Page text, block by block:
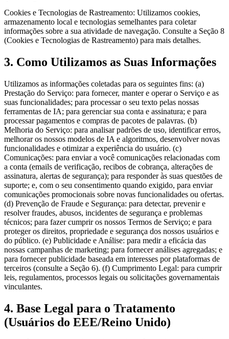
Cookies e Tecnologias de Rastreamento: Utilizamos cookies,
armazenamento local e tecnologias semelhantes para coletar
informações sobre a sua atividade de navegação. Consulte a Seção 8
(Cookies e Tecnologias de Rastreamento) para mais detalhes.
3. Como Utilizamos as Suas Informações
Utilizamos as informações coletadas para os seguintes fins: (a)
Prestação do Serviço: para fornecer, manter e operar o Serviço e as
suas funcionalidades; para processar o seu texto pelas nossas
ferramentas de IA; para gerenciar sua conta e assinatura; e para
processar pagamentos e compras de pacotes de palavras. (b)
Melhoria do Serviço: para analisar padrões de uso, identificar erros,
melhorar os nossos modelos de IA e algoritmos, desenvolver novas
funcionalidades e otimizar a experiência do usuário. (c)
Comunicações: para enviar a você comunicações relacionadas com
a conta (emails de verificação, recibos de cobrança, alterações de
assinatura, alertas de segurança); para responder às suas questões de
suporte; e, com o seu consentimento quando exigido, para enviar
comunicações promocionais sobre novas funcionalidades ou ofertas.
(d) Prevenção de Fraude e Segurança: para detectar, prevenir e
resolver fraudes, abusos, incidentes de segurança e problemas
técnicos; para fazer cumprir os nossos Termos de Serviço; e para
proteger os direitos, propriedade e segurança dos nossos usuários e
do público. (e) Publicidade e Análise: para medir a eficácia das
nossas campanhas de marketing; para fornecer análises agregadas; e
para fornecer publicidade baseada em interesses por plataformas de
terceiros (consulte a Seção 6). (f) Cumprimento Legal: para cumprir
leis, regulamentos, processos legais ou solicitações governamentais
vinculantes.
4. Base Legal para o Tratamento
(Usuários do EEE/Reino Unido)